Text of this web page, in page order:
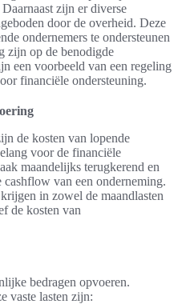
zijn er diverse
door de overheid. Deze
ondernemers te ondersteunen
zijn op de benodigde
een voorbeeld van een regeling
financiële ondersteuning.
de kosten van lopende
voor de financiële
maandelijks terugkerend en
van een onderneming.
in zowel de maandlasten
de kosten van
bedragen opvoeren.
vaste lasten zijn: